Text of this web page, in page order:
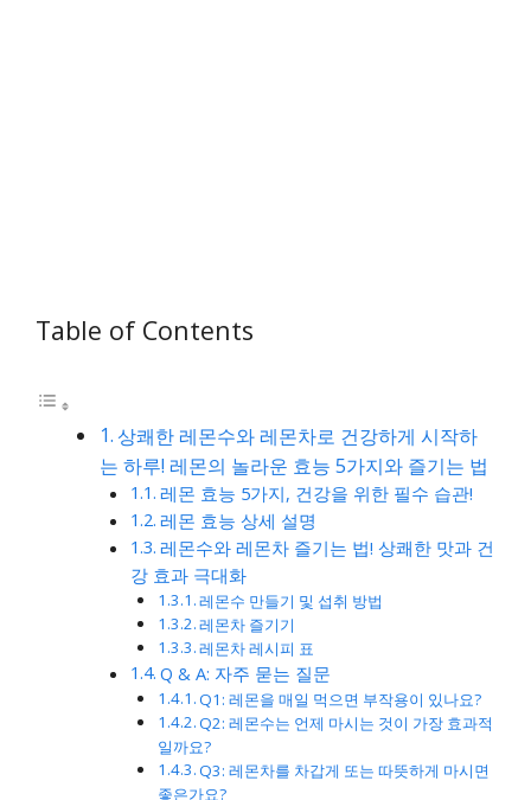
Table of Contents
상쾌한 레몬수와 레몬차로 건강하게 시작하
는 하루! 레몬의 놀라운 효능 5가지와 즐기는 법
레몬 효능 5가지, 건강을 위한 필수 습관!
레몬 효능 상세 설명
레몬수와 레몬차 즐기는 법! 상쾌한 맛과 건
강 효과 극대화
레몬수 만들기 및 섭취 방법
레몬차 즐기기
레몬차 레시피 표
Q & A: 자주 묻는 질문
Q1: 레몬을 매일 먹으면 부작용이 있나요?
Q2: 레몬수는 언제 마시는 것이 가장 효과적
일까요?
Q3: 레몬차를 차갑게 또는 따뜻하게 마시면
좋은가요?